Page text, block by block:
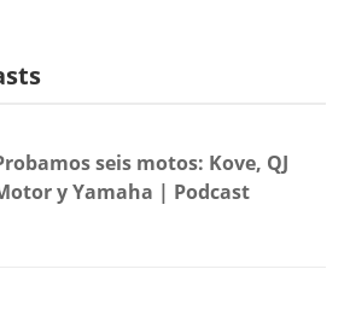
seis motos: Kove, QJ
y Yamaha | Podcast